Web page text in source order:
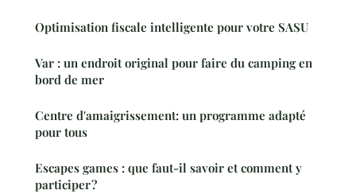
Optimisation fiscale intelligente pour votre SASU
Var : un endroit original pour faire du camping en
bord de mer
Centre d'amaigrissement: un programme adapté
pour tous
Escapes games : que faut-il savoir et comment y
participer ?